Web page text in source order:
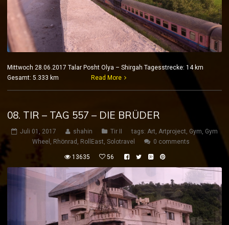
Mittwoch 28.06.2017 Talar Posht Olya – Shirgah Tagesstrecke: 14 km
Gesamt: 5.333 km
Read More
08. TIR – TAG 557 – DIE BRÜDER
Juli 01, 2017 shahin Tir II tags: Art, Artproject, Gym, Gym
Wheel , Rhönrad , RollEast, Solotravel 0 comments
13635 56